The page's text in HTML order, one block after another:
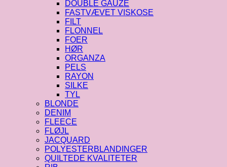
DOUBLE GAUZE
FASTVÆVET VISKOSE
FILT
FLONNEL
FOER
HØR
ORGANZA
PELS
RAYON
SILKE
TYL
BLONDE
DENIM
FLEECE
FLØJL
JACQUARD
POLYESTERBLANDINGER
QUILTEDE KVALITETER